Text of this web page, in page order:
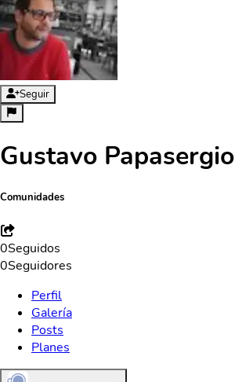
Seguir
Gustavo Papasergio
Comunidades
0Seguidos
0Seguidores
Perfil
Galería
Posts
Planes